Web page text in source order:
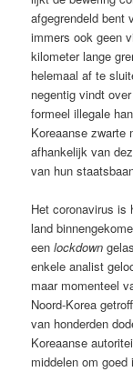
afgegrendeld bent
immers ook geen
kilometer lange
helemaal af te
negentig vindt
formeel illegale
Koreaanse zwarte
afhankelijk van
van hun
Het coronavirus is
land
eenlockdown
enkele analist
maar momenteel
Noord-Korea
van honderden
Koreaanse
middelen om goed